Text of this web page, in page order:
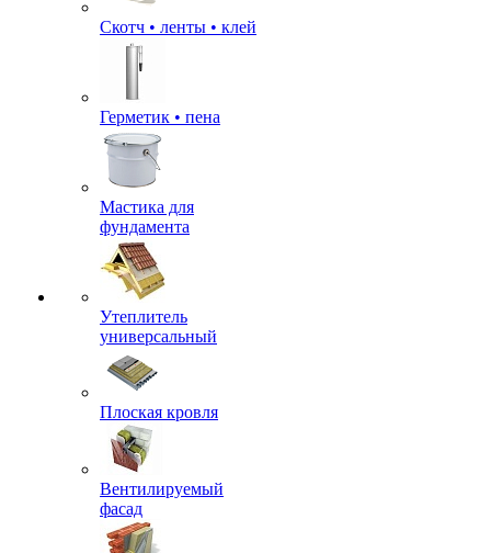
Скотч • ленты • клей
Герметик • пена
Мастика для
фундамента
Утеплитель
универсальный
Плоская кровля
Вентилируемый
фасад